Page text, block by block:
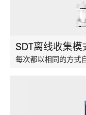
SDT离线收集
每次都以相同的方式